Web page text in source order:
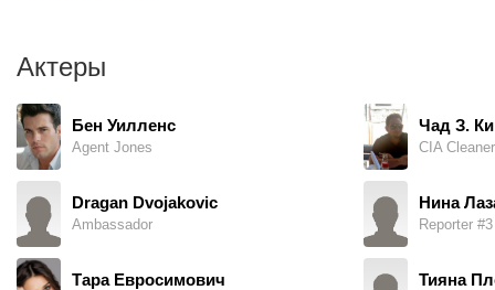
разгадывает тайны нечестной игры.
Актеры
Бен Уилленс
Agent Jones
Dragan Dvojakovic
Ambassador
Тара Евросимович
Чад З.
CIA
Нина
Reporter
Тияна